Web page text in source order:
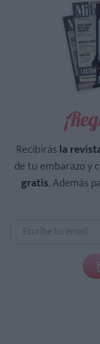
Recibirásla
de tu embarazo y
gratis. Además